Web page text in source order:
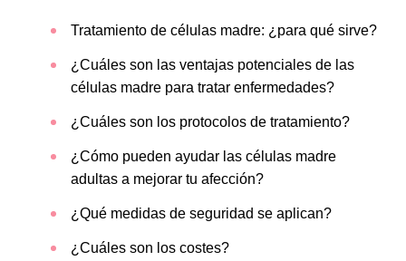
Tratamiento de células madre: ¿para qué sirve?
¿Cuáles son las ventajas potenciales de las
células madre para tratar enfermedades?
¿Cuáles son los protocolos de tratamiento?
¿Cómo pueden ayudar las células madre
adultas a mejorar tu afección?
¿Qué medidas de seguridad se aplican?
¿Cuáles son los costes?